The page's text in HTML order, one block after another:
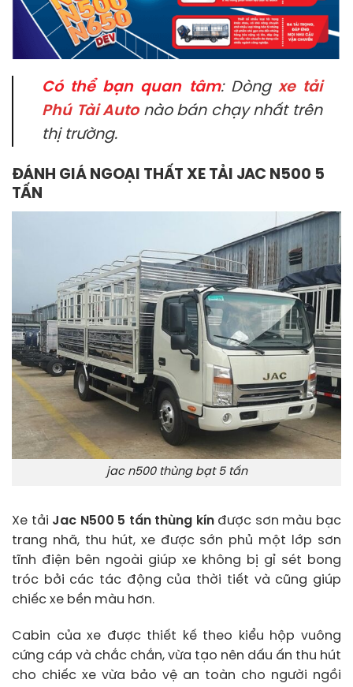
Có thể bạn quan tâm: Dòng xe tải
Phú Tài Auto nào bán chạy nhất trên
thị trường.
ĐÁNH GIÁ NGOẠI THẤT XE TẢI JAC N500 5
TẤN
jac n500 thùng bạt 5 tấn
Xe tải Jac N500 5 tấn thùng kínđược sơn màu bạc
trang nhã, thu hút, xe được sớn phủ một lớp sơn
tĩnh điện bên ngoài giúp xe không bị gỉ sét bong
tróc bởi các tác động của thời tiết và cũng giúp
chiếc xe bền màu hơn.
Cabin của xe được thiết kế theo kiểu hộp vuông
cứng cáp và chắc chắn, vừa tạo nên dấu ấn thu hút
cho chiếc xe vừa bảo vệ an toàn cho người ngồi